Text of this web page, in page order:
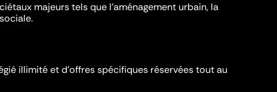
majeurs tels que l'aménagement urbain, la
illimité et d’offres spécifiques réservées tout au